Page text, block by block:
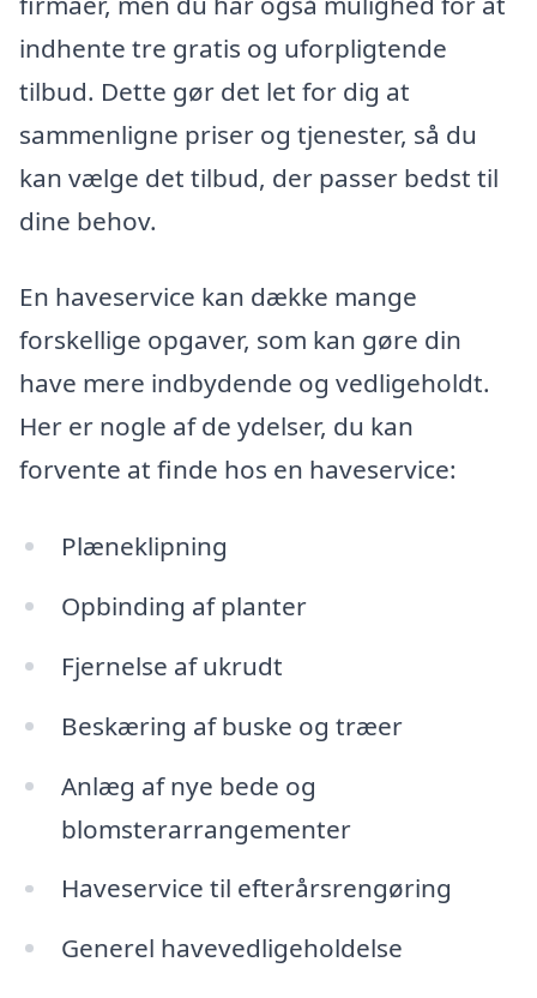
indhente tre gratis og uforpligtende
tilbud. Dette gør det let for dig at
sammenligne priser og tjenester, så du
kan vælge det tilbud, der passer bedst til
dine behov.
En haveservice kan dække mange
forskellige opgaver, som kan gøre din
have mere indbydende og vedligeholdt.
Her er nogle af de ydelser, du kan
forvente at finde hos en haveservice:
Plæneklipning
Opbinding af planter
Fjernelse af ukrudt
Beskæring af buske og træer
Anlæg af nye bede og
blomsterarrangementer
Haveservice til efterårsrengøring
Generel havevedligeholdelse